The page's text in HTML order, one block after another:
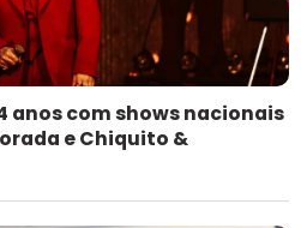
anos com shows nacionais
e Chiquito &